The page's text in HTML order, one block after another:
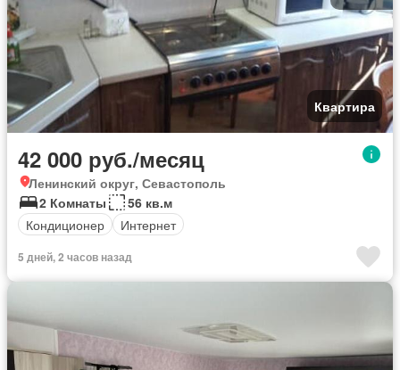
Квартира
42 000 руб./месяц
Ленинский округ, Севастополь
2 Комнаты
56 кв.м
Кондиционер
Интернет
5 дней, 2 часов назад